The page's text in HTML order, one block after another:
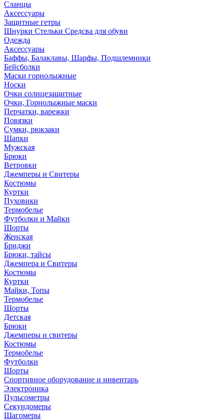
Сланцы
Аксессуары
Защитные гетры
Шнурки Стельки Средсва для обуви
Одежда
Аксессуары
Баффы, Балаклавы, Шарфы, Подшлемники
Бейсболки
Маски горнолыжные
Носки
Очки солнцезащитные
Очки, Горнолыжные маски
Перчатки, варежки
Повязки
Сумки, рюкзаки
Шапки
Мужская
Брюки
Ветровки
Джемперы и Свитеры
Костюмы
Куртки
Пуховики
Термобелье
Футболки и Майки
Шорты
Женская
Бриджи
Брюки, тайсы
Джемпера и Свитеры
Костюмы
Куртки
Майки, Топы
Термобелье
Шорты
Детская
Брюки
Джемперы и свитеры
Костюмы
Термобелье
Футболки
Шорты
Спортивное оборудование и инвентарь
Электроника
Пульсометры
Секундомеры
Шагомеры